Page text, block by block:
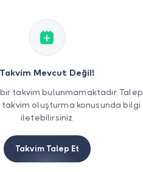
Takvim Mevcut Değil!
takvim bulunmamaktadır. Talep
oluşturma konusunda bilgi
iletebilirsiniz.
Takvim Talep Et